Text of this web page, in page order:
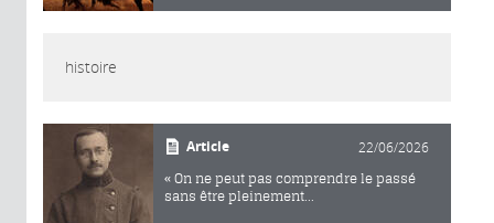
histoire
Article 22/06/2026
« On ne peut pas comprendre le passé
sans être pleinement...